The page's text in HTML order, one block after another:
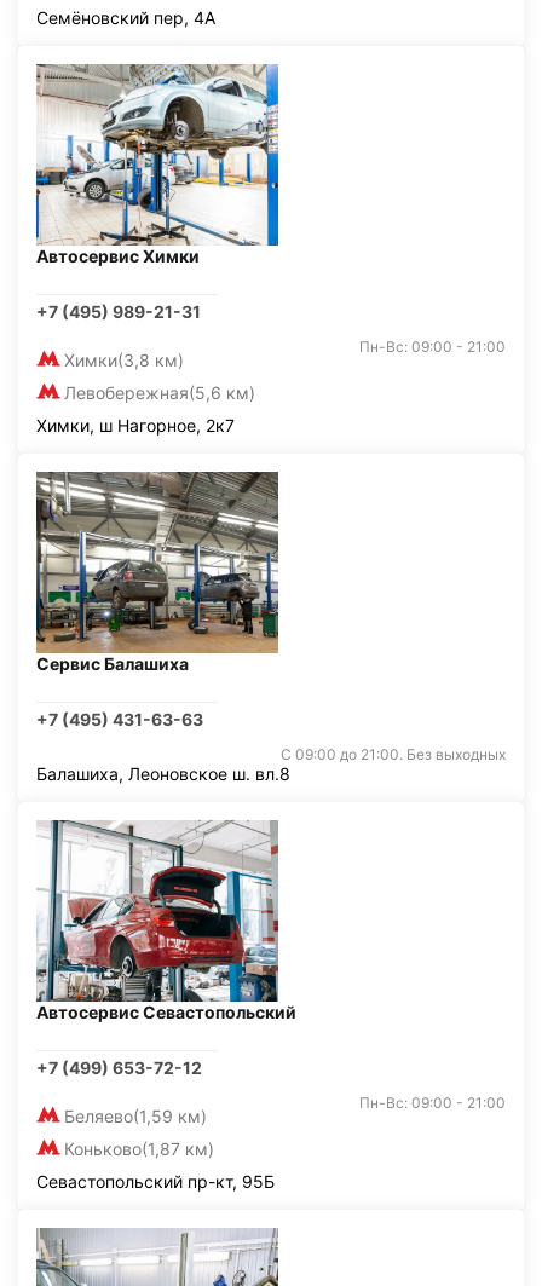
Семёновский пер, 4А
Автосервис Химки
+7 (495) 989-21-31
Химки(3,8 км)
Левобережная(5,6 км)
Пн-Вс: 09:00 - 21:00
Химки, ш Нагорное, 2к7
Сервис Балашиха
+7 (495) 431-63-63
С 09:00 до 21:00. Без выходных
Балашиха, Леоновское ш. вл.8
Автосервис Севастопольский
+7 (499) 653-72-12
Беляево(1,59 км)
Коньково(1,87 км)
Пн-Вс: 09:00 - 21:00
Севастопольский пр-кт, 95Б